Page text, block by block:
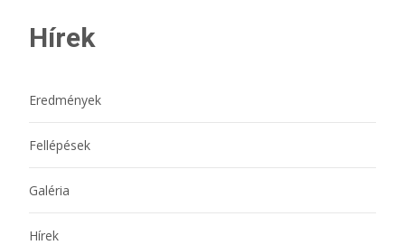
Hírek
Eredmények
Fellépések
Galéria
Hírek